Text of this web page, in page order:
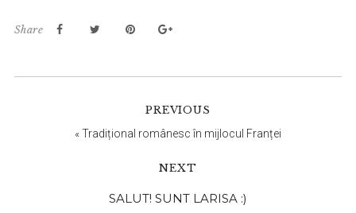
Share
PREVIOUS
«Tradițional românesc în mijlocul Franței
NEXT
SALUT! SUNT LARISA :)